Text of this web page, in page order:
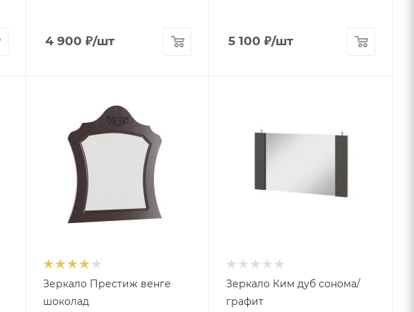
4 900 ₽/шт 5 100 ₽/шт
Зеркало Престиж венге
шоколад
Зеркало Ким дуб сонома/
графит